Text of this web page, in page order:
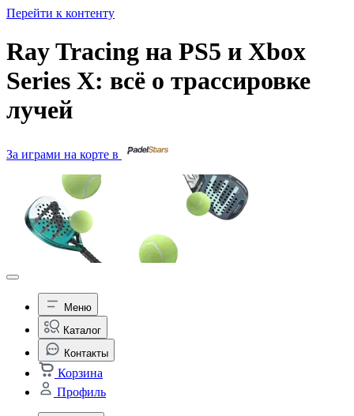
Перейти к контенту
Ray Tracing на PS5 и Xbox
Series X: всё о трассировке
лучей
За играми на корте в
Меню
Каталог
Контакты
Корзина
Профиль